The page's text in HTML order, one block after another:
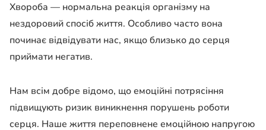
Хвороба — нормальна реакція організму на
нездоровий спосіб життя. Особливо часто вона
починає відвідувати нас, якщо близько до серця
приймати негатив.
Нам всім добре відомо, що емоційні потрясіння
підвищують ризик виникнення порушень роботи
серця. Наше життя переповнене емоційною напругою